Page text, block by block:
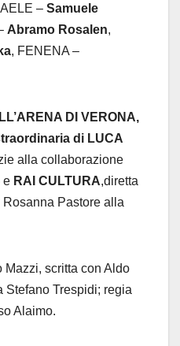
– Samuele
Abramo Rosalen,
, FENENA –
DI VERONA,
di LUCA
alla collaborazione
e RAI CULTURA,diretta
Pastore alla
Mazzi, scritta con Aldo
Stefano Trespidi; regia
Alaimo.